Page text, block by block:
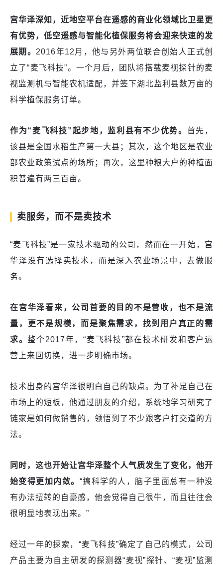
宫华泽深知，近地空平台在遥感的商业化领域比卫星更
有优势，低空遥感与智能化植保服务将会迎来快速的发
展期。 2016年12月，他与另外两位联合创始人正式创
立了“麦飞科技”。一个月后，团队将搭载麦视探针的麦
视监测机与智能农机适配，并签下湖北监利县数万亩的
科学植保服务订单。
作为“麦飞科技”起步地，监利县有不少优势。 首先，
该县是全国水稻生产第一大县；其次，这个地区是农业
部农业政策试点的场所；再次，这里种粮大户的种植面
积普遍有两三百亩。
卖服务，而不是卖技术
“麦飞科技”是一家技术驱动的公司，然而在一开始， 宫
华泽没有选择卖技术，而是深入农业场景中，去做服
务。
在宫华泽看来，公司首要的目的不是营收，也不是流
量，更不是规模，而是聚焦需求，找到用户真正的需
求。整个2017年，“麦飞科技”都在技术研发和客户运
营上来回切换，进一步明确市场。
技术出身的宫华泽很明白自己的缺点。为了补足自己在
市场上的短板，他通过朋友的介绍，系统地学习研究了
链家是如何做销售的，领悟到了不少跟客户打交道的方
法。
同时，这也开始让宫华泽整个人气质发生了变化，他开
始变得更加内敛。 “搞科学的人，脑子里面总有一种没
有办法扭转的自豪感，他会觉得自己很牛，而且往往会
很明显地表现出来。”
经过一年的探索，“麦飞科技”确定了自己的模式，公司
产品主要为自主研发的探测器“麦视”探针、“麦视”监测